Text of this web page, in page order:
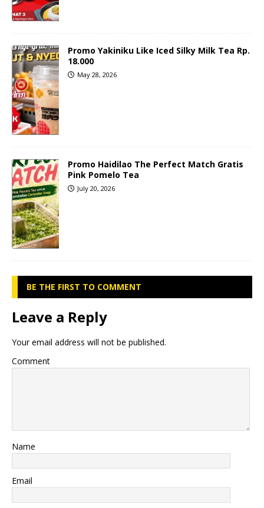
Promo Yakiniku Like Iced Silky Milk Tea Rp.
18.000
May 28, 2026
Promo Haidilao The Perfect Match Gratis
Pink Pomelo Tea
July 20, 2026
BE THE FIRST TO COMMENT
Leave a Reply
Your email address will not be published.
Comment
Name
Email